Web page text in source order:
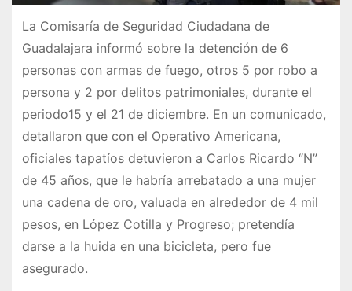
La Comisaría de Seguridad Ciudadana de
Guadalajara informó sobre la detención de 6
personas con armas de fuego, otros 5 por robo a
persona y 2 por delitos patrimoniales, durante el
periodo15 y el 21 de diciembre. En un comunicado,
detallaron que con el Operativo Americana,
oficiales tapatíos detuvieron a Carlos Ricardo “N”
de 45 años, que le habría arrebatado a una mujer
una cadena de oro, valuada en alrededor de 4 mil
pesos, en López Cotilla y Progreso; pretendía
darse a la huida en una bicicleta, pero fue
asegurado.